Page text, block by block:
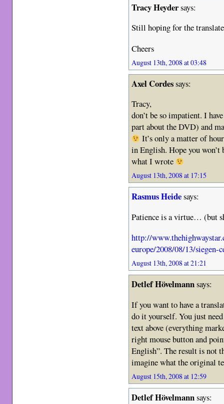
Tracy Heydersays:
Still hoping for the
Cheers
August 13th, 2008 at 03:48
Axel Cordessays:
Tracy,
don’t be so impatient. I
part about the DVD) and
It’s only a matter of
in English. Hope you won’t
what I wrote
August 13th, 2008 at 17:15
Rasmus Heidesays:
Patience is a virtue… (but
http://
europe/2008/08/13/siegen-
August 13th, 2008 at 21:21
Detlef Hövelmannsays:
If you want to have a
do it yourself. You just
text above (everything
right mouse button and
English”. The result is not
imagine what the original
August 15th, 2008 at 12:59
Detlef Hövelmannsays: